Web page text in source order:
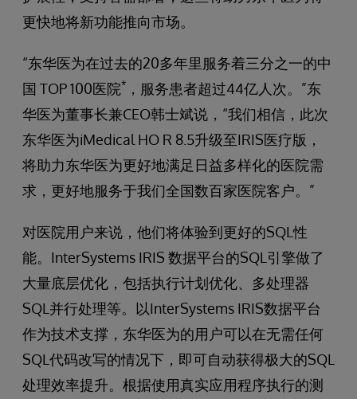
更快地将新功能推向市场。
“东华医为在过去的20多年里服务着三分之一的中
国 TOP 100医院* ，服务患者超过44亿人次。”东
华医为董事长兼CEO韩士斌说，“我们相信，此次
东华医为iMedical HO R 8.5升级至IRIS医疗版，
将助力东华医为更好地满足日益多样化的医院需
求，更好地服务于我们全国数百家医院客户。”
对医院用户来说，他们将体验到更好的SQL性
能。InterSystems IRIS 数据平台的SQL引擎做了
大量底层优化，包括执行计划优化、多处理器
SQL并行处理等。以InterSystems IRIS数据平台
作为技术支撑，东华医为的用户可以在无需任何
SQL代码改写的情况下，即可自动获得极大的SQL
处理效率提升。根据使用真实应用程序执行的测